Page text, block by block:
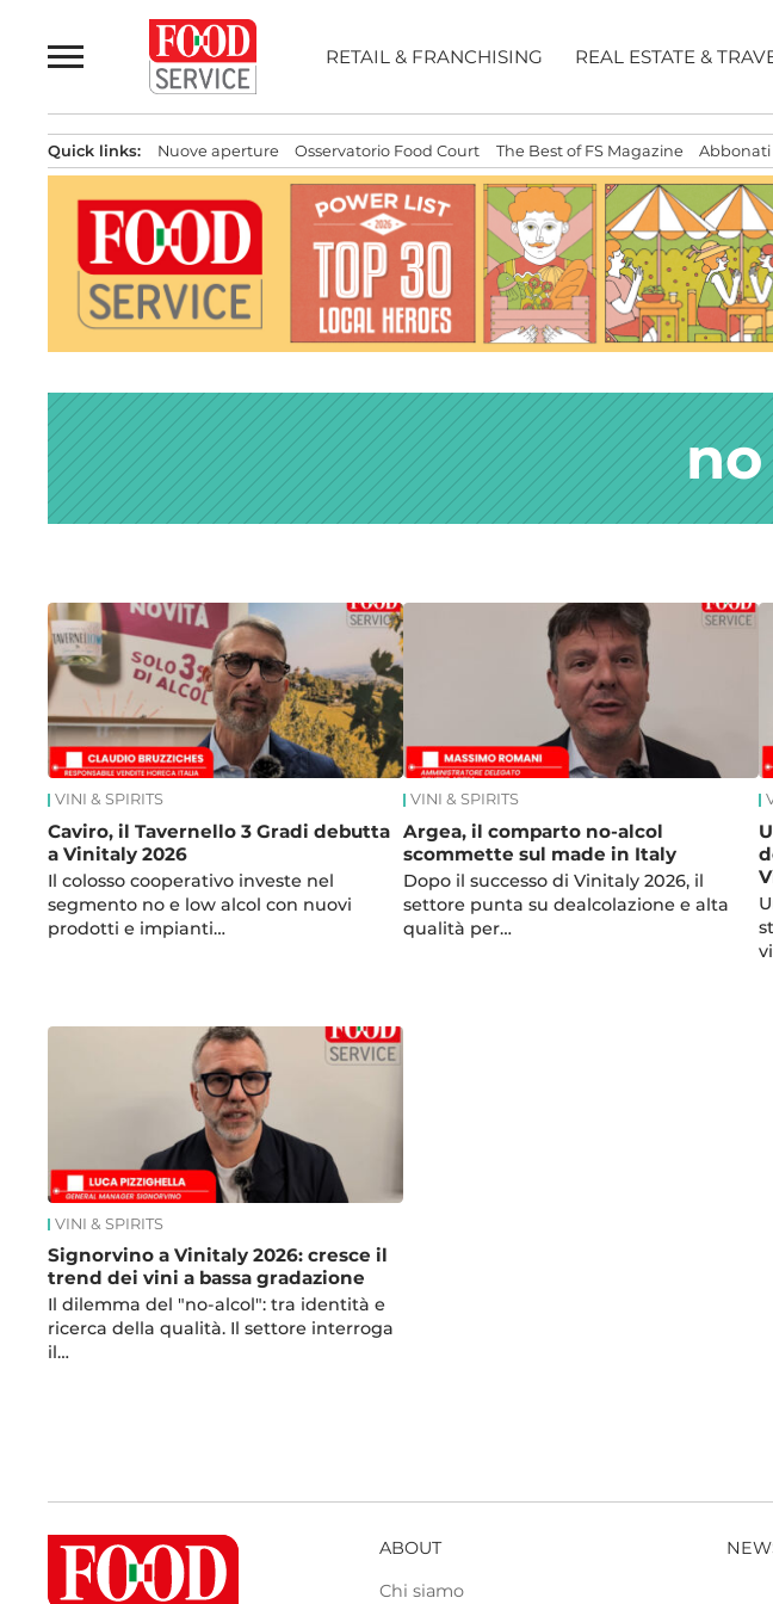
al
contenuto
RETAIL & FRANCHISING REAL ESTATE &
Quick links: Nuove aperture Osservatorio Food Court The Best of FS Magazine Abbonati
News
VINI & SPIRITS
Caviro, il Tavernello 3 Gradi debutta
a Vinitaly 2026
Il colosso cooperativo investe nel
segmento no e low alcol con nuovi
prodotti e impianti…
VINI & SPIRITS
Argea, il comparto no-alcol
scommette sul made in Italy
Dopo il successo di Vinitaly 2026, il
settore punta su dealcolazione e alta
qualità per…
VINI & SPIRITS
Signorvino a Vinitaly 2026: cresce il
trend dei vini a bassa gradazione
Il dilemma del "no-alcol": tra identità e
ricerca della qualità. Il settore interroga
il…
ABOUT
Chi siamo